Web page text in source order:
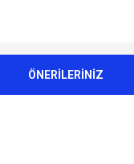
ÖNERİLERİNİZ